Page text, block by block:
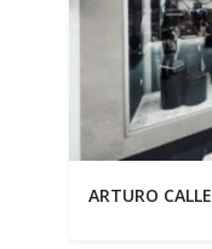
ARTURO CALLE